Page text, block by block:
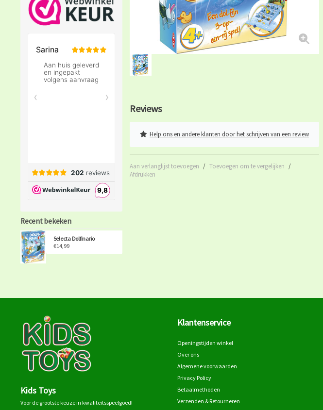
Recent bekeken
Selecta Dolfinario
€14,99
Reviews
Help ons en andere klanten door het schrijven van een review
Aan verlanglijst toevoegen / Toevoegen om te vergelijken /
Afdrukken
Kids Toys
Voor de grootste keuze in kwaliteitsspeelgoed!
Klantenservice
Openingstijden winkel
Over ons
Algemene voorwaarden
Privacy Policy
Betaalmethoden
Verzenden & Retourneren